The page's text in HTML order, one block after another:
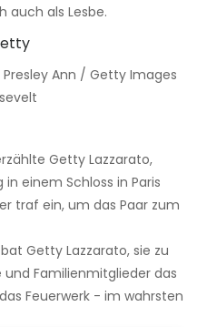
auch als Lesbe.
Ann / Getty Images
Getty Lazzarato,
einem Schloss in Paris
traf ein, um das Paar zum
Getty Lazzarato, sie zu
Familienmitglieder das
Feuerwerk - im wahrsten